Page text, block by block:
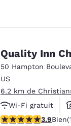
Quality Inn
50 Hampton
US
6.2 km de
Wi-Fi gratuit
Animaux
3.86 étoiles. Bien.
3.9Bien